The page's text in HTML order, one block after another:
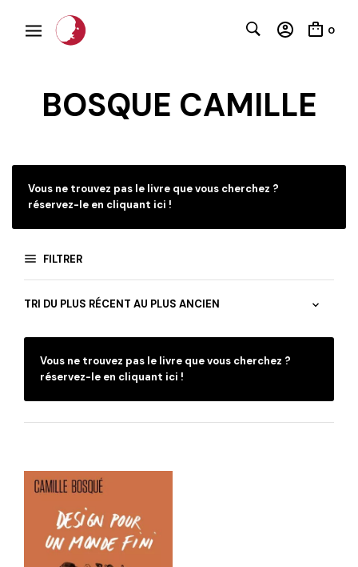
0
BOSQUE CAMILLE
Vous ne trouvez pas le livre que vous cherchez ?
réservez-le en cliquant ici !
FILTRER
Vous ne trouvez pas le livre que vous cherchez ?
réservez-le en cliquant ici !